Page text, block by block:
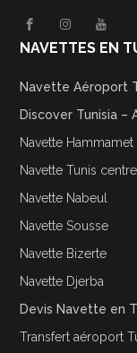
NAVETTES EN
Navette Aéroport
Discover Tunisia –
Navette Hammamet
Navette Tunis
Navette Nabeul
Navette Sousse
Navette Bizerte
Navette Djerba
Devis Navette en
Transfert aéroport